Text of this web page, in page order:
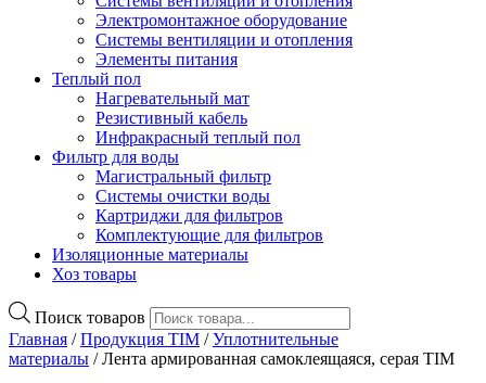
Электромонтажное оборудование
Системы вентиляции и отопления
Элементы питания
Теплый пол
Нагревательный мат
Резистивный кабель
Инфракрасный теплый пол
Фильтр для воды
Магистральный фильтр
Системы очистки воды
Картриджи для фильтров
Комплектующие для фильтров
Изоляционные материалы
Хоз товары
Поиск товаров
Главная /Продукция TIM /Уплотнительные
материалы / Лента армированная самоклеящаяся, серая TIM